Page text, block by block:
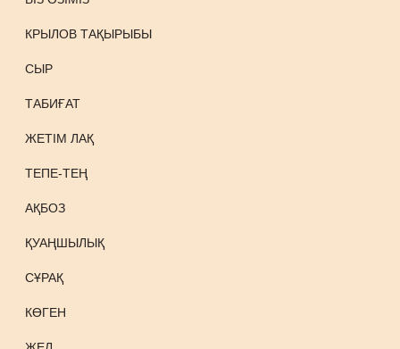
КРЫЛОВ ТАҚЫРЫБЫ
СЫР
ТАБИҒАТ
ЖЕТІМ ЛАҚ
ТЕПЕ-ТЕҢ
АҚБОЗ
ҚУАҢШЫЛЫҚ
СҰРАҚ
КӨГЕН